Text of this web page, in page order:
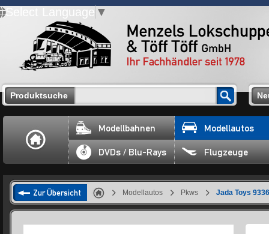
Select Language ▼
Produktsuche
Modellbahnen Modellautos
DVDs / Blu-Rays Flugzeuge
Zur Übersicht Modellautos Pkws Jada Toys